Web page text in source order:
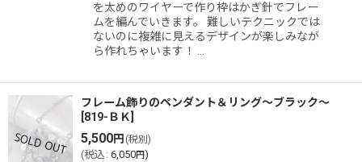
を太めのワイヤーで作り枠はかぎ針でフレー
ムを編んでいきます。 難しいテクニックでは
ないのに複雑に見えるデザインが楽しみなが
ら作れちゃいます！ …
フレーム飾りのペンダント＆リング〜ブラック〜
819-ＢＫ
5,500円 (税別)
(税込 : 6,050円)